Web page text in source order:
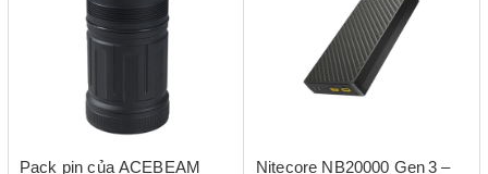
Pack pin của ACEBEAM
Nitecore NB20000 Gen 3 –